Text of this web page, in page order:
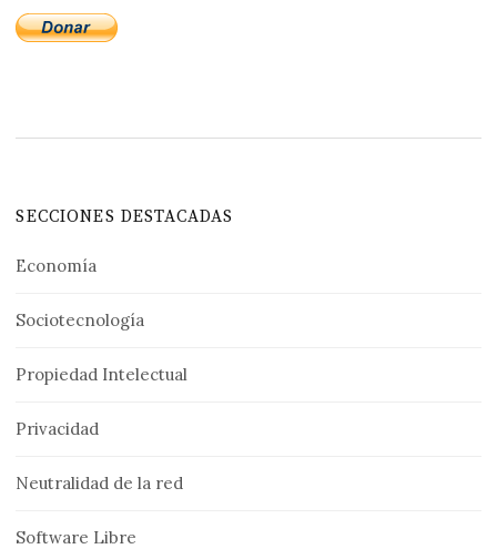
SECCIONES DESTACADAS
Economía
Sociotecnología
Propiedad Intelectual
Privacidad
Neutralidad de la red
Software Libre